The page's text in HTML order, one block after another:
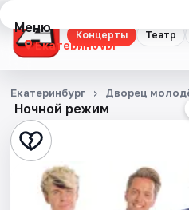
Концерты Театр
Меню
Екатеринбург
Концерты
Театр
Стендап
Выставки
Ночной режим
Екатеринбург Дворец